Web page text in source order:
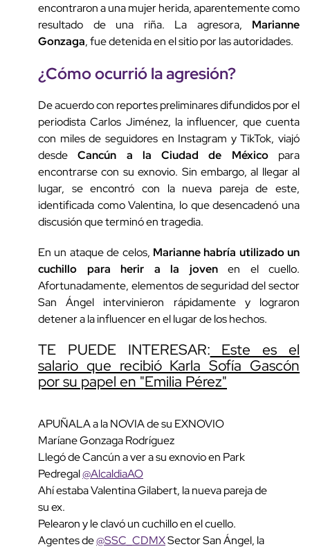
encontraron a una mujer herida, aparentemente como
resultado de una riña. La agresora, Marianne
Gonzaga, fue detenida en el sitio por las autoridades.
¿Cómo ocurrió la agresión?
De acuerdo con reportes preliminares difundidos por el
periodista Carlos Jiménez, la influencer, que cuenta
con miles de seguidores en Instagram y TikTok, viajó
desde Cancún a la Ciudad de México para
encontrarse con su exnovio. Sin embargo, al llegar al
lugar, se encontró con la nueva pareja de este,
identificada como Valentina, lo que desencadenó una
discusión que terminó en tragedia.
En un ataque de celos, Marianne habría utilizado un
cuchillo para herir a la jovenen el cuello.
Afortunadamente, elementos de seguridad del sector
San Ángel intervinieron rápidamente y lograron
detener a la influencer en el lugar de los hechos.
TE PUEDE INTERESAR: Este es el
salario que recibió Karla Sofía Gascón
por su papel en "Emilia Pérez"
APUÑALA a la NOVIA de su EXNOVIO
Maríane Gonzaga Rodríguez
Llegó de Cancún a ver a su exnovio en Park
Pedregal@AlcaldiaAO
Ahí estaba Valentina Gilabert, la nueva pareja de
su ex.
Pelearon y le clavó un cuchillo en el cuello.
Agentes de@SSC_CDMXSector San Ángel, la